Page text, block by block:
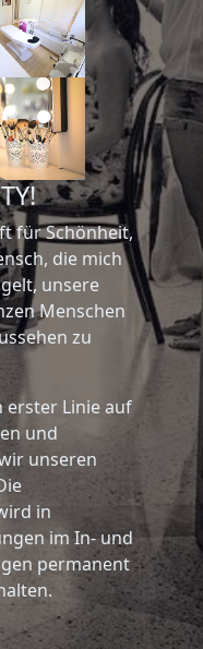
für Schönheit,
die mich
unsere
Menschen
zu
erster Linie auf
und
unseren
in
im In- und
permanent